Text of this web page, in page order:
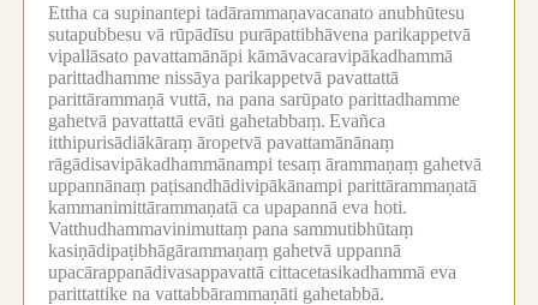
Ettha ca supinantepi tadārammaṇavacanato anubhūtesu
sutapubbesu vā rūpādīsu purāpattibhāvena parikappetvā
vipallāsato pavattamānāpi kāmāvacaravipākadhammā
parittadhamme nissāya parikappetvā pavattattā
parittārammaṇā vuttā, na pana sarūpato parittadhamme
gahetvā pavattattā evāti gahetabbaṃ. Evañca
itthipurisādiākāraṃ āropetvā pavattamānānaṃ
rāgādisavipākadhammānampi tesaṃ ārammaṇaṃ gahetvā
uppannānaṃ paṭisandhādivipākānampi parittārammaṇatā
kammanimittārammaṇatā ca upapannā eva hoti.
Vatthudhammavinimuttaṃ pana sammutibhūtaṃ
kasiṇādipaṭibhāgārammaṇaṃ gahetvā uppannā
upacārappanādivasappavattā cittacetasikadhammā eva
parittattike na vattabbārammaṇāti gahetabbā.